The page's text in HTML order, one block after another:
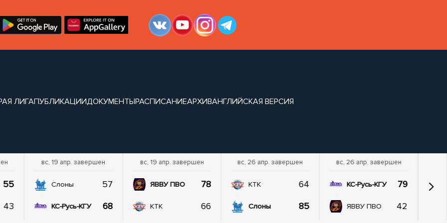
ЛИГАПУБЛИКАЦИИДОКУМЕНТЫРАСПИСАНИЕАРХИВАНГЛИЙСКАЯ ВЕРСИЯ
55
43
вс, 19 апр. завершен
Слоны 57
КС-Русь-КГУ 68
вс, 19 апр. завершен
ЯВВУ ПВО 78
КТК 66
вс, 26 апр. завершен
КТК 64
Слоны 85
вс, 26 апр. завершен
КС-Русь-КГУ 79
ЯВВУ ПВО 42